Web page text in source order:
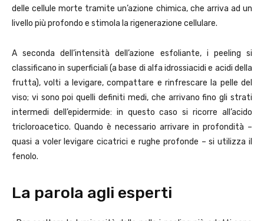
delle cellule morte tramite un’azione chimica, che arriva ad un
livello più profondo e stimola la rigenerazione cellulare.
A seconda dell’intensità dell’azione esfoliante, i peeling si
classificano in superficiali (a base di alfa idrossiacidi e acidi della
frutta), volti a levigare, compattare e rinfrescare la pelle del
viso; vi sono poi quelli definiti medi, che arrivano fino gli strati
intermedi dell’epidermide: in questo caso si ricorre all’acido
tricloroacetico. Quando è necessario arrivare in profondità –
quasi a voler levigare cicatrici e rughe profonde – si utilizza il
fenolo.
La parola agli esperti